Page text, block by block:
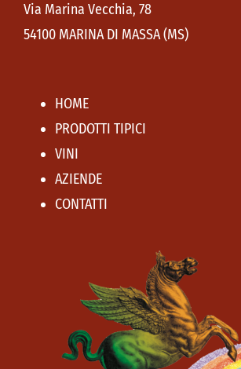
Via Marina Vecchia, 78
54100 MARINA DI MASSA (MS)
HOME
PRODOTTI TIPICI
VINI
AZIENDE
CONTATTI